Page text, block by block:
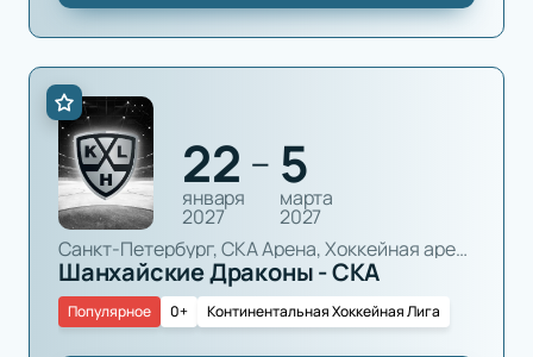
22
января
2027
— 5
марта
2027
Санкт-Петербург, СКА Арена, Хоккейная арена
Шанхайские Драконы - СКА
0+ Континентальная Хоккейная Лига
Популярное